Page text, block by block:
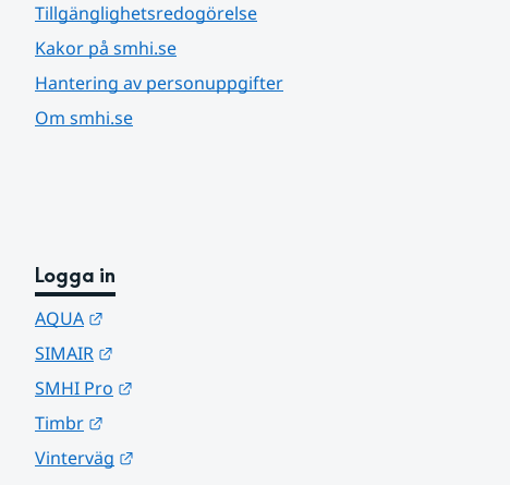
Tillgänglighetsredogörelse
Kakor på smhi.se
Hantering av personuppgifter
Om smhi.se
Logga in
AQUA
SIMAIR
SMHI Pro
Timbr
Vinterväg